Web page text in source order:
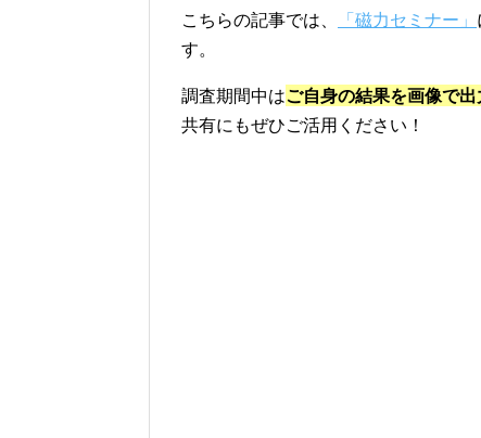
こちらの記事では、 「磁力セミナー」
す。
調査期間中はご自身の結果を画像で
共有にもぜひご活用ください！